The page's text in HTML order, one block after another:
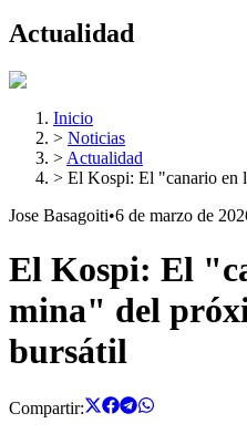
Actualidad
Inicio
> Noticias
> Actualidad
> El Kospi: El "canario en
Jose Basagoiti•6 de marzo de
El Kospi: El
mina" del
bursátil
Compartir: